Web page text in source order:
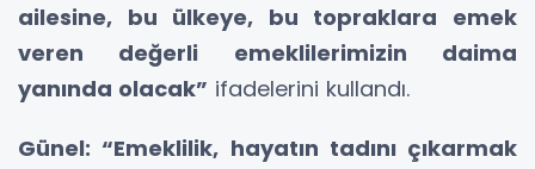
ailesine, bu ülkeye, bu topraklara emek
veren değerli emeklilerimizin daima
yanında olacak” ifadelerini kullandı.
Günel: “Emeklilik, hayatın tadını çıkarmak